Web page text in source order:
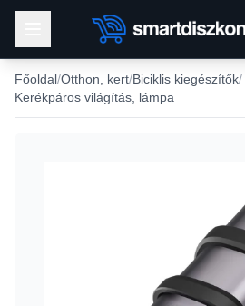
Főoldal Otthon, kert Biciklis kiegészítők
Kerékpáros világítás, lámpa